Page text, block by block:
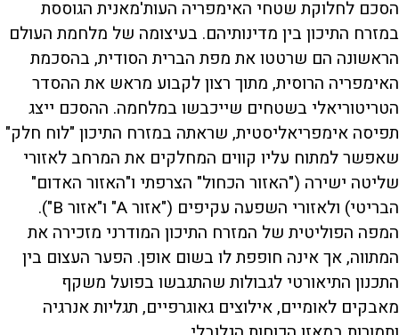
הסכם לחלוקת שטחי האימפריה העות'מאנית הגוססת
במזרח התיכון בין מדינותיהם. בעיצומה של מלחמת העולם
הראשונה הם שרטטו את מפת הברית הסודית, בהסכמת
האימפריה הרוסית, מתוך רצון לקבוע מראש את ההסדר
הטריטוריאלי בשטחים שייכבשו במלחמה. ההסכם ייצג
תפיסה אימפריאליסטית, שראתה במזרח התיכון "לוח חלק"
שאפשר למתוח עליו קווים המחלקים את המרחב לאזורי
שליטה ישירה ("האזור הכחול" הצרפתי ו"האזור האדום"
הבריטי) ולאזורי השפעה עקיפים ("אזור A" ו"אזור B").
המפה הפוליטית של המזרח התיכון המודרני מזכירה את
המתווה, אך אינה חופפת לו בשום אופן. הפער העצום בין
התכנון התיאורטי לגבולות שהתגבשו בפועל משקף
מאבקים לאומיים, אילוצים גאוגרפיים, תגליות אנרגיה